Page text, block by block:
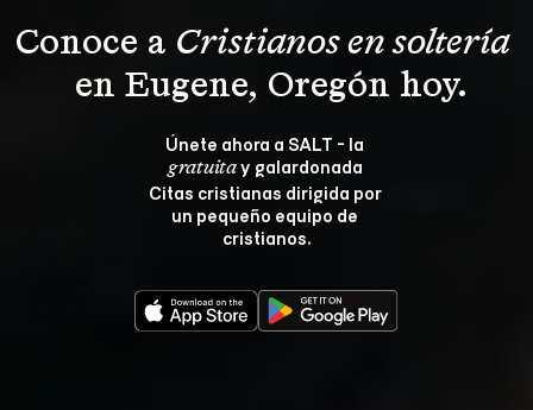
Conoce a Cristianos en soltería
en Eugene, Oregón hoy.
Únete ahora a SALT - la
gratuita y galardonada
Citas cristianas dirigida por
un pequeño equipo de
cristianos.